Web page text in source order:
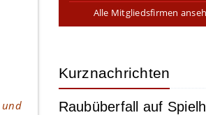
und
Alle Mitgliedsfirmen
Kurznachrichten
Raubüberfall auf